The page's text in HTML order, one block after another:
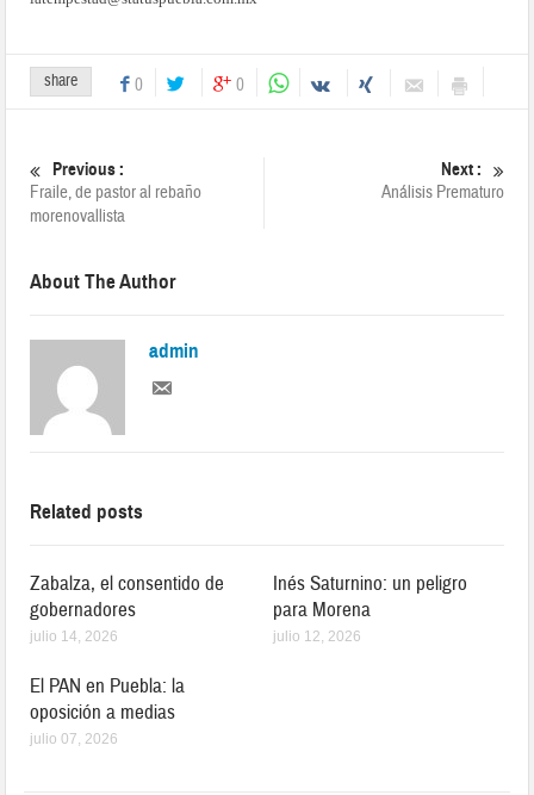
share 0 0
Previous :
Fraile, de pastor al rebaño
morenovallista
Next :
Análisis Prematuro
About The Author
admin
Related posts
Zabalza, el consentido de
gobernadores
julio 14, 2026
Inés Saturnino: un peligro
para Morena
julio 12, 2026
El PAN en Puebla: la
oposición a medias
julio 07, 2026